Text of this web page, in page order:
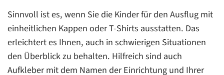
Sinnvoll ist es, wenn Sie die Kinder für den Ausflug mit
einheitlichen Kappen oder T-Shirts ausstatten. Das
erleichtert es Ihnen, auch in schwierigen Situationen
den Überblick zu behalten. Hilfreich sind auch
Aufkleber mit dem Namen der Einrichtung und Ihrer